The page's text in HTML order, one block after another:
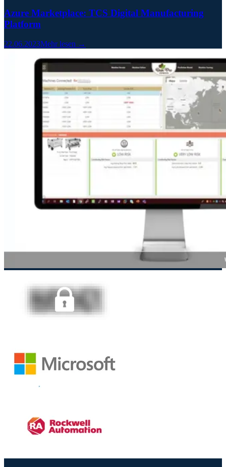
Azure Marketplace: TCS Digital Manufacturing
Platform
22.06.2023Mehr lesen →